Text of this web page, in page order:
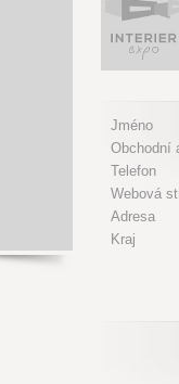
Jméno
Obchodní
Telefon
Webová
Adresa
Kraj